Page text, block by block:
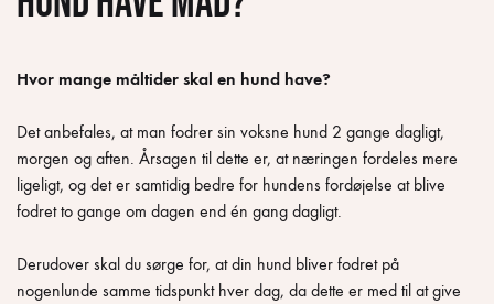
Hvor mange måltider skal en hund have?
Det anbefales, at man fodrer sin voksne hund 2 gange dagligt,
morgen og aften. Årsagen til dette er, at næringen fordeles mere
ligeligt, og det er samtidig bedre for hundens fordøjelse at blive
fodret to gange om dagen end én gang dagligt.
Derudover skal du sørge for, at din hund bliver fodret på
nogenlunde samme tidspunkt hver dag, da dette er med til at give